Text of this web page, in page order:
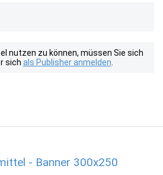
nutzen zu können, müssen Sie sich
sich als Publisher anmelden
- Banner 300x250